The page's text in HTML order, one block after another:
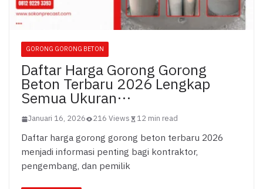
GORONG GORONG BETON
Daftar Harga Gorong Gorong
Beton Terbaru 2026 Lengkap
Semua Ukuran…
Januari 16, 2026 216 Views 12 min read
Daftar harga gorong gorong beton terbaru 2026
menjadi informasi penting bagi kontraktor,
pengembang, dan pemilik